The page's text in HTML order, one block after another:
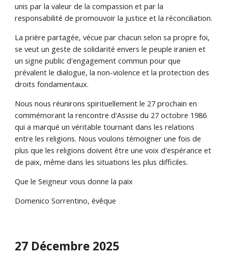
unis par la valeur de la compassion et par la
responsabilité de promouvoir la justice et la réconciliation.
La prière partagée, vécue par chacun selon sa propre foi,
se veut un geste de solidarité envers le peuple iranien et
un signe public d'engagement commun pour que
prévalent le dialogue, la non-violence et la protection des
droits fondamentaux.
Nous nous réunirons spirituellement le 27 prochain en
commémorant la rencontre d'Assise du 27 octobre 1986
qui a marqué un véritable tournant dans les relations
entre les religions. Nous voulons témoigner une fois de
plus que les religions doivent être une voix d'espérance et
de paix, même dans les situations les plus difficiles.
Que le Seigneur vous donne la paix
Domenico Sorrentino, évêque
27 Décembre 2025